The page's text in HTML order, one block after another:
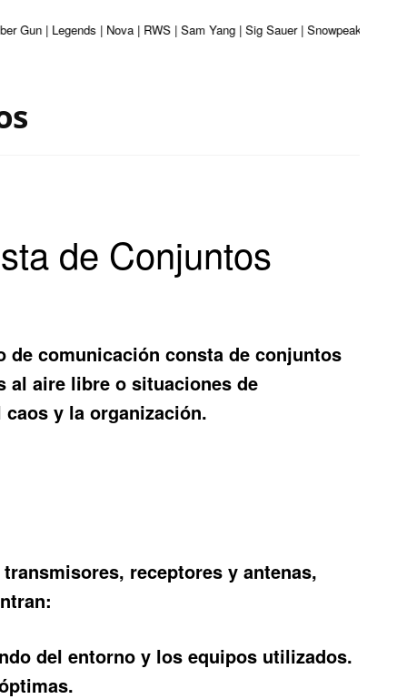
| Legends | Nova | RWS | Sam Yang | Sig Sauer | Snowpeak |
de Conjuntos
de comunicación consta de conjuntos
al aire libre o situaciones de
y la organización.
receptores y antenas,
del entorno y los equipos utilizados.